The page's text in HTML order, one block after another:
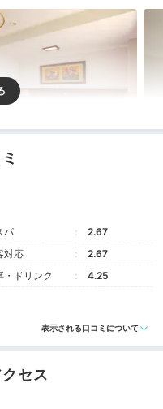
温もりが感じられる
イルに合わせて選ん
パ
2.67
対応
2.67
・ドリンク
4.25
表示される口コミについて
セス